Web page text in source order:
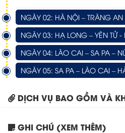
NGÀY 02: HÀ NỘI – TRÀNG
NGÀY 03: HẠ LONG – YÊN TỬ
NGÀY 04: LÀO CAI – SA PA –
NGÀY 05: SA PA – LÀO CAI –
DỊCH VỤ BAO GỒM VÀ
GHI CHÚ (XEM THÊM)